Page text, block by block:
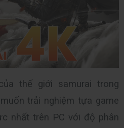
thế giới samurai trong
trải nghiệm tựa game
nhất trên PC với độ phân